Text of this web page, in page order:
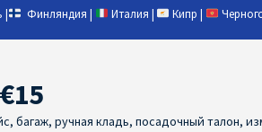
| Финляндия | Италия | Кипр |
багаж, ручная кладь, посадочный талон,